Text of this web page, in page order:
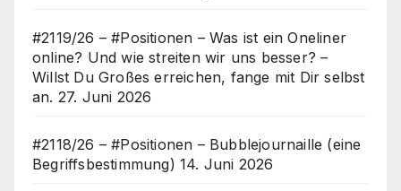
#2119/26 – #Positionen – Was ist ein Oneliner
online? Und wie streiten wir uns besser? –
Willst Du Großes erreichen, fange mit Dir selbst
an. 27. Juni 2026
#2118/26 – #Positionen – Bubblejournaille (eine
Begriffsbestimmung) 14. Juni 2026